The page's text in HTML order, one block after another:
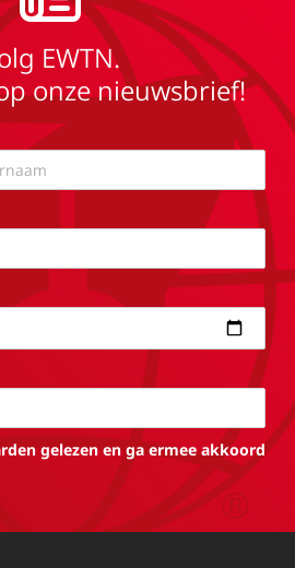
EWTN.
onze nieuwsbrief!
gelezen en ga ermee akkoord